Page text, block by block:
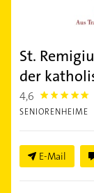
St.
der
4,6 4.6
SENIORENHEIME
E-Mail